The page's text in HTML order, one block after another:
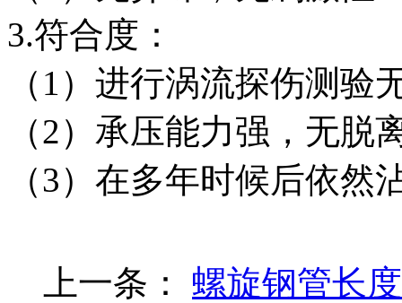
3.符合度：
（1）进行涡流探伤测验
（2）承压能力强，无脱
（3）在多年时候后依然
上一条： 螺旋钢管长